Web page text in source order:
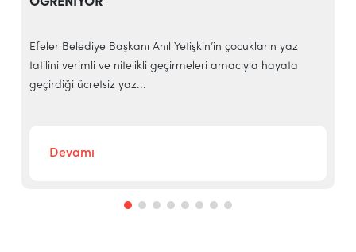
Efeler Belediye Başkanı Anıl Yetişkin’in çocukların yaz
tatilini verimli ve nitelikli geçirmeleri amacıyla hayata
geçirdiği ücretsiz yaz...
Devamı